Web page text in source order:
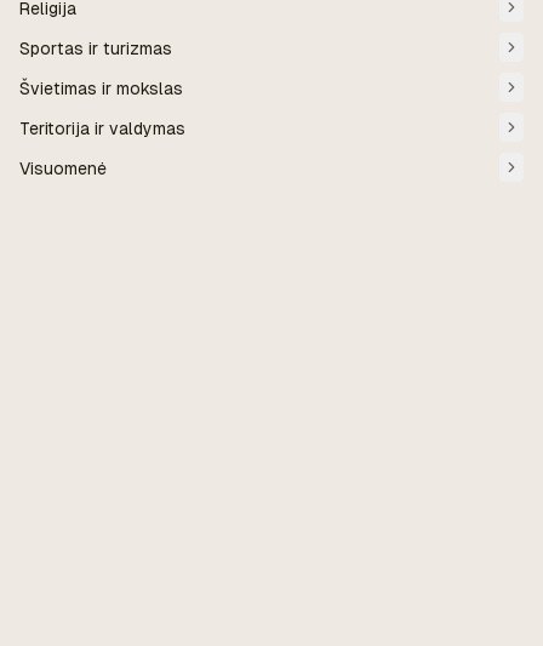
Religija
Sportas ir turizmas
Švietimas ir mokslas
Teritorija ir valdymas
Visuomenė